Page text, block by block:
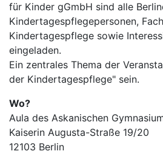
für Kinder gGmbH sind alle
Kindertagespflegepersonen,
Kindertagespflege sowie
eingeladen.
Ein zentrales Thema der
der Kindertagespflege" sein.
Wo?
Aula des Askanischen
Kaiserin Augusta-Straße 19/20
12103 Berlin